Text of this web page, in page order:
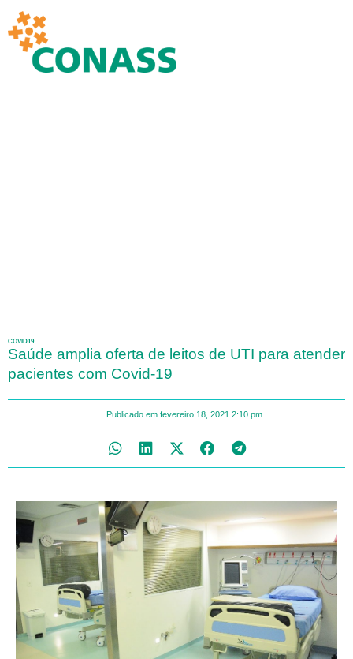
COVID19
Saúde amplia oferta de leitos de UTI para atender
pacientes com Covid-19
Publicado em fevereiro 18, 2021 2:10 pm